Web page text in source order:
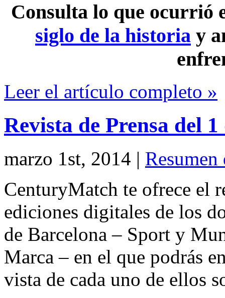
Consulta lo que ocurrió
siglo de la historia y
Leer el artículo completo »
Revista de Prensa del
marzo 1st, 2014 | Resumen
CenturyMatch te ofrece el
ediciones digitales de los
de Barcelona – Sport y
Marca – en el que podrás
vista de cada uno de ellos